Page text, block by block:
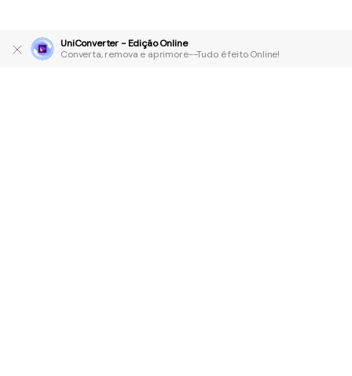
UniConverter - Edição Online
Converta, remova e aprimore--Tudo é feito Online!